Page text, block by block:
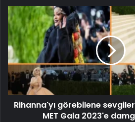
Rihanna'yı görebilene
MET Gala 2023'e